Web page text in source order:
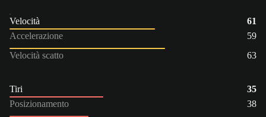
Velocità
61
Accelerazione
59
Velocità scatto
63
Tiri
35
Posizionamento
38